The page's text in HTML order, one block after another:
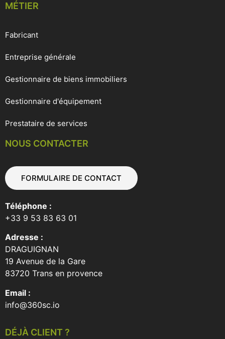
MÉTIER
Fabricant
Entreprise générale
Gestionnaire de biens immobiliers
Gestionnaire d'équipement
Prestataire de services
NOUS CONTACTER
FORMULAIRE DE CONTACT
Téléphone :
+33 9 53 83 63 01
Adresse :
DRAGUIGNAN
19 Avenue de la Gare
83720 Trans en provence
Email :
info@360sc.io
DÉJÀ CLIENT ?